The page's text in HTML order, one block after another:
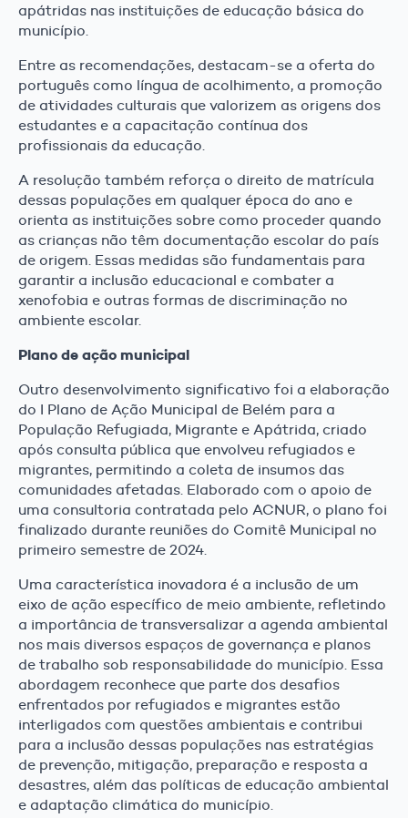
apátridas nas instituições de educação básica do
município.
Entre as recomendações, destacam-se a oferta do
português como língua de acolhimento, a promoção
de atividades culturais que valorizem as origens dos
estudantes e a capacitação contínua dos
profissionais da educação.
A resolução também reforça o direito de matrícula
dessas populações em qualquer época do ano e
orienta as instituições sobre como proceder quando
as crianças não têm documentação escolar do país
de origem. Essas medidas são fundamentais para
garantir a inclusão educacional e combater a
xenofobia e outras formas de discriminação no
ambiente escolar.
Plano de ação municipal
Outro desenvolvimento significativo foi a elaboração
do I Plano de Ação Municipal de Belém para a
População Refugiada, Migrante e Apátrida, criado
após consulta pública que envolveu refugiados e
migrantes, permitindo a coleta de insumos das
comunidades afetadas. Elaborado com o apoio de
uma consultoria contratada pelo ACNUR, o plano foi
finalizado durante reuniões do Comitê Municipal no
primeiro semestre de 2024.
Uma característica inovadora é a inclusão de um
eixo de ação específico de meio ambiente, refletindo
a importância de transversalizar a agenda ambiental
nos mais diversos espaços de governança e planos
de trabalho sob responsabilidade do município. Essa
abordagem reconhece que parte dos desafios
enfrentados por refugiados e migrantes estão
interligados com questões ambientais e contribui
para a inclusão dessas populações nas estratégias
de prevenção, mitigação, preparação e resposta a
desastres, além das políticas de educação ambiental
e adaptação climática do município.